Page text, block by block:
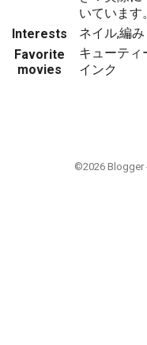
いています。
Interests
ネイル,編
Favorite
movies
キューティ
インク
©2026 Blogger